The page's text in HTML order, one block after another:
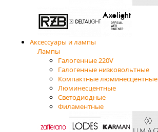
Аксессуары и лампы
Лампы
Галогенные 220V
Галогенные низковольтные
Компактные люминесцентные
Люминесцентные
Светодиодные
Филаментные